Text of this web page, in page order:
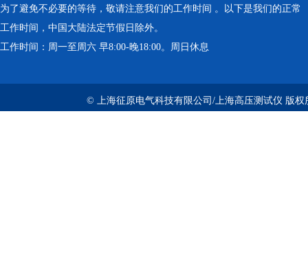
为了避免不必要的等待，敬请注意我们的工作时间 。以下是我们的正常
工作时间，中国大陆法定节假日除外。
工作时间：周一至周六 早8:00-晚18:00。周日休息
© 上海征原电气科技有限公司/上海高压测试仪 版权